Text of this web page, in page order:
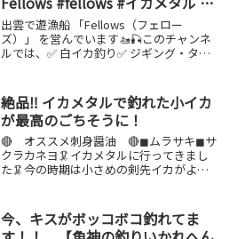
釣り #fishing #出雲遊漁船 #島根
県 #海釣り #ジギング
出雲で遊漁船 「Fellows（フェロー
ズ）」 を営んでいます🚤🎣このチャンネ
ルでは、✅ 白イカ釣り✅ ジギング・タイ
絶品‼️ イカメタルで釣れた小イカ
が最高のごちそうに！
🔴 オススメ刺身醤油 🔴◼︎ムラサキ◼︎サ
クラカネヨ🦑イカメタルに行ってきまし
た🦑今の時期は小さめの剣先イカがよく
今、キスがボッコボコ釣れてま